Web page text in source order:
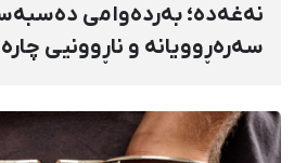
نەغەدە؛ بەردەوامی
سەرەڕوویانه و ناڕوونیی